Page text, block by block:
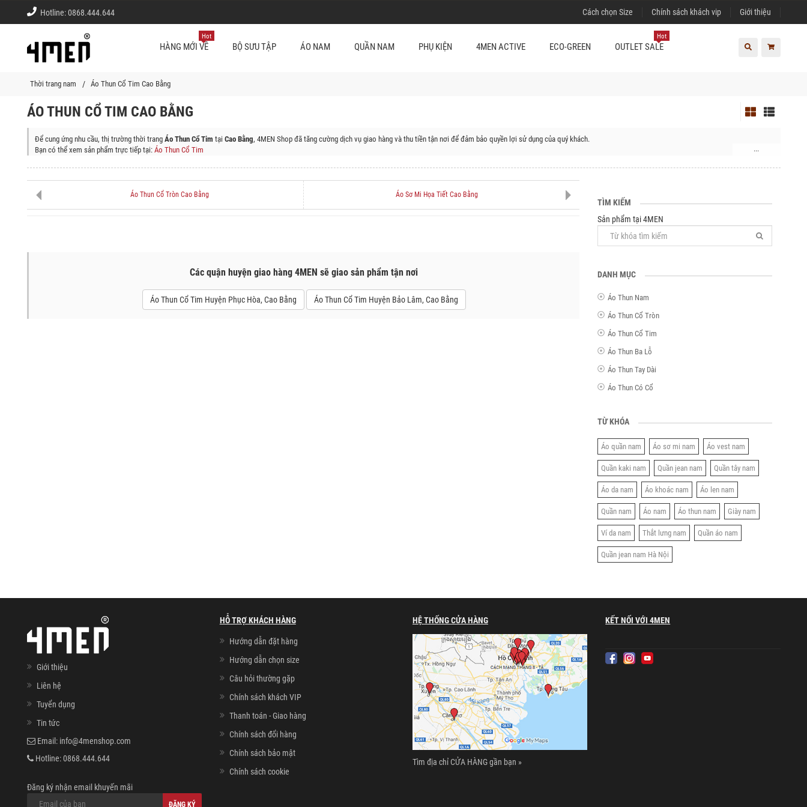
Hotline:0868.444.644 Cách chọn Size Chính sách khách vip Giới thiệu
HÀNG MỚI VỀ
Hot
BỘ SƯU TẬP ÁO NAM QUẦN NAM PHỤ KIỆN 4MEN ACTIVE ECO-GREEN OUTLET SALE
Hot
Thời trang nam Áo Thun Cổ Tim Cao Bằng
ÁO THUN CỔ TIM CAO BẰNG
Để cung ứng nhu cầu, thị trường thời trang Áo Thun Cổ Tim tại Cao Bằng, 4MEN Shop đã tăng cường dịch vụ giao hàng và thu tiền tận nơi để đảm bảo quyền lợi sử dụng của quý khách.
Bạn có thể xem sản phẩm trực tiếp tại: Áo Thun Cổ Tim
...
Áo Thun Cổ Tròn Cao Bằng Áo Sơ Mi Họa Tiết Cao Bằng
Các quận huyện giao hàng 4MEN sẽ giao sản phẩm tận nơi
Áo Thun Cổ Tim Huyện Phục Hòa, Cao Bằng Áo Thun Cổ Tim Huyện Bảo Lâm, Cao Bằng
TÌM KIẾM
Sản phẩm tại 4MEN
DANH MỤC
Áo Thun Nam
Áo Thun Cổ Tròn
Áo Thun Cổ Tim
Áo Thun Ba Lỗ
Áo Thun Tay Dài
Áo Thun Có Cổ
TỪ KHÓA
Áo quần nam Áo sơ mi nam Áo vest nam
Quần kaki nam Quần jean nam Quần tây nam
Áo da nam Áo khoác nam Áo len nam
Quần nam Áo nam Áo thun nam Giày nam
Ví da nam Thắt lưng nam Quần áo nam
Quần jean nam Hà Nội
Giới thiệu
Liên hệ
Tuyển dụng
Tin tức
Email: info@4menshop.com
Hotline:0868.444.644
Đăng ký nhận email khuyến mãi
ĐĂNG KÝ
HỖ TRỢ KHÁCH HÀNG
Hướng dẫn đặt hàng
Hướng dẫn chọn size
Câu hỏi thường gặp
Chính sách khách VIP
Thanh toán - Giao hàng
Chính sách đổi hàng
Chính sách bảo mật
Chính sách cookie
HỆ THỐNG CỬA HÀNG
Tìm địa chỉ CỬA HÀNG gần bạn »
KẾT NỐI VỚI 4MEN